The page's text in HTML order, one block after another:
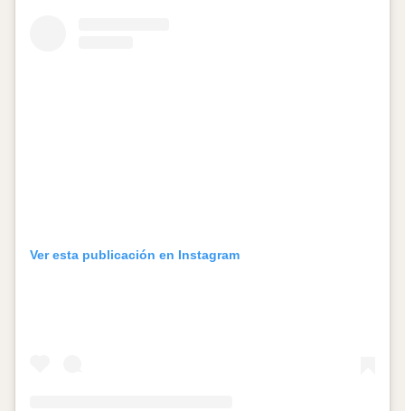
Ver esta publicación en Instagram